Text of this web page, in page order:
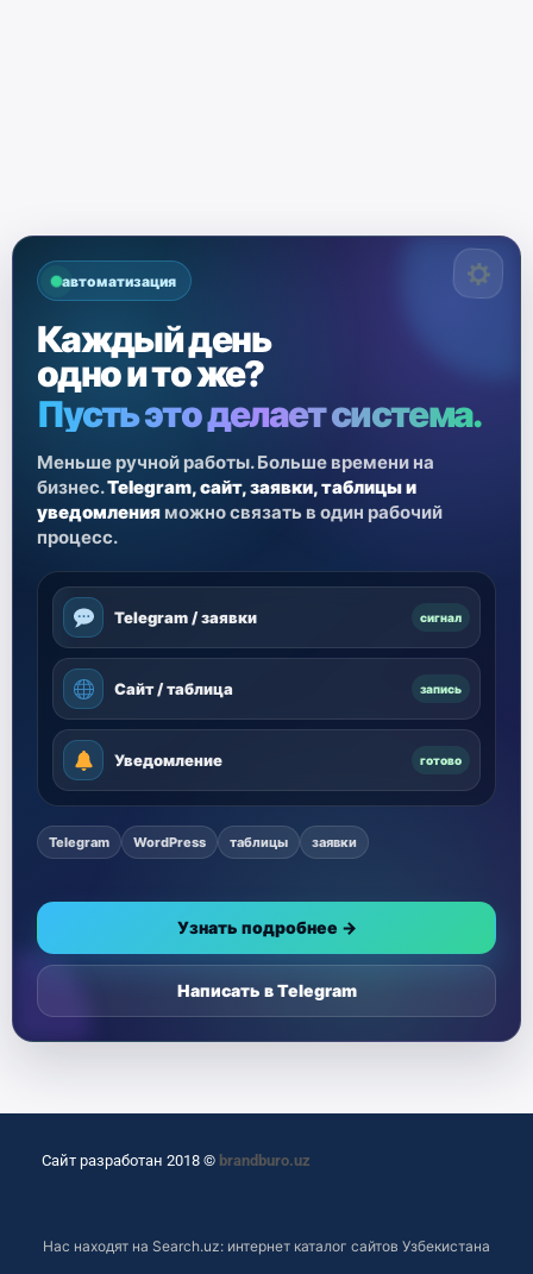
автоматизация
Каждый день
одно и то же?
Пусть это делает система.
Меньше ручной работы. Больше времени на
бизнес.Telegram, сайт, заявки, таблицы и
уведомления можно связать в один рабочий
процесс.
Telegram / заявки сигнал
Сайт / таблица запись
Уведомление готово
Telegram WordPress таблицы заявки
Узнать подробнее →
Написать в Telegram
Сайт разработан 2018 © brandburo.uz
Нас находят на Search.uz: интернет каталог сайтов Узбекистана